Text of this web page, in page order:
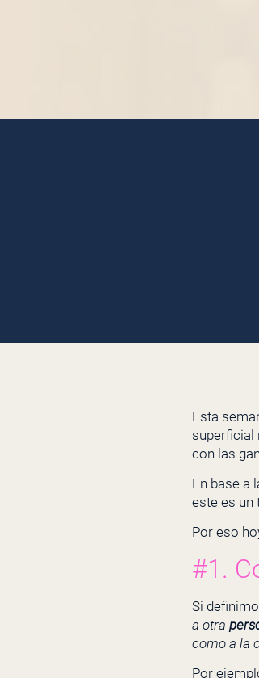
Esta
superficial
con las
En base a
este es un
Por eso
#1.
Si
a otra
como a la
Por